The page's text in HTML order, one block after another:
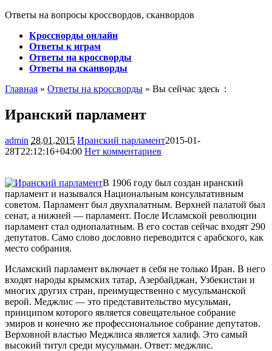
Ответы на вопросы кроссвордов, сканвордов
Кроссворды онлайн
Ответы к играм
Ответы на кроссворды
Ответы на сканворды
Главная » Ответы на кроссворды » Вы сейчас здесь :
Иранский парламент
admin 28.01.2015 Иранский парламент2015-01-
28T22:12:16+04:00 Нет комментариев
В 1906 году был создан иранский
парламент и назывался Национальным консультативным
советом. Парламент был двухпалатным. Верхней палатой был
сенат, а нижней — парламент. После Исламской революции
парламент стал однопалатным. В его состав сейчас входят 290
депутатов. Само слово дословно переводится с арабского, как
место собрания.
Исламский парламент включает в себя не только Иран. В него
входят народы крымских татар, Азербайджан, Узбекистан и
многих других стран, преимущественно с мусульманской
верой. Меджлис — это представительство мусульман,
принципом которого является совещательное собрание
эмиров и конечно же профессиональное собрание депутатов.
Верховной властью Меджлиса является халиф. Это самый
высокий титул среди мусульман. Ответ: меджлис.